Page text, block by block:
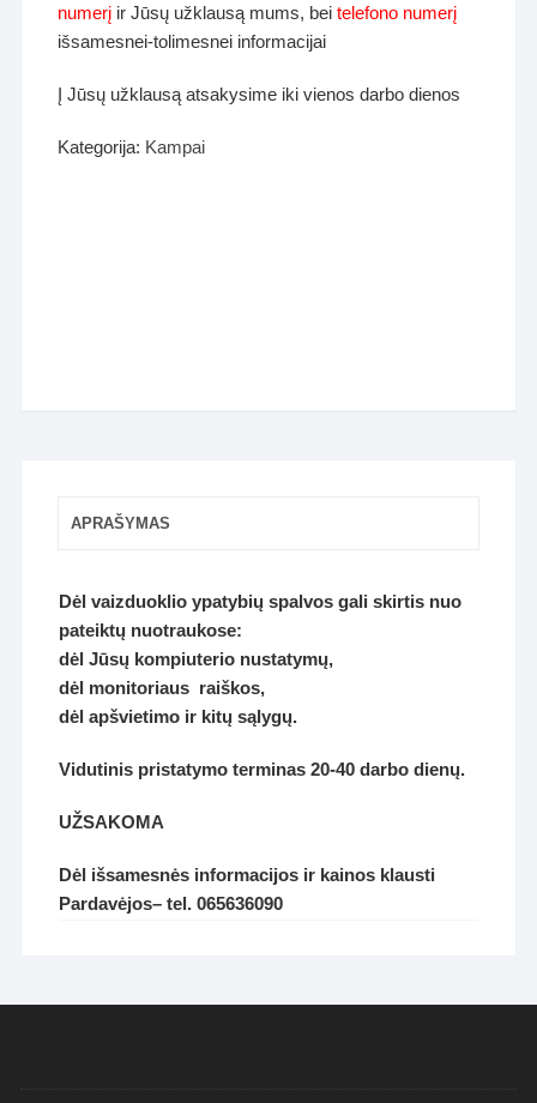
numerį ir Jūsų užklausą mums, beitelefono numerį
išsamesnei-tolimesnei informacijai
Į Jūsų užklausą atsakysime iki vienos darbo dienos
Kategorija: Kampai
APRAŠYMAS
Dėl vaizduoklio ypatybių spalvos gali skirtis nuo
pateiktų nuotraukose:
dėl Jūsų kompiuterio nustatymų,
dėl monitoriaus raiškos,
dėl apšvietimo ir kitų sąlygų.
Vidutinis pristatymo terminas 20-40 darbo dienų.
UŽSAKOMA
Dėl išsamesnės informacijos ir kainos klausti
Pardavėjos– tel. 065636090